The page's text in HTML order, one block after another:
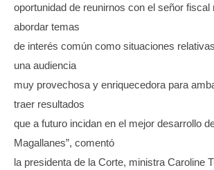
oportunidad de reunirnos con el señor
abordar temas
de interés común como situaciones
una audiencia
muy provechosa y enriquecedora para
traer resultados
que a futuro incidan en el mejor desarrollo
Magallanes”, comentó
la presidenta de la Corte, ministra Caroline